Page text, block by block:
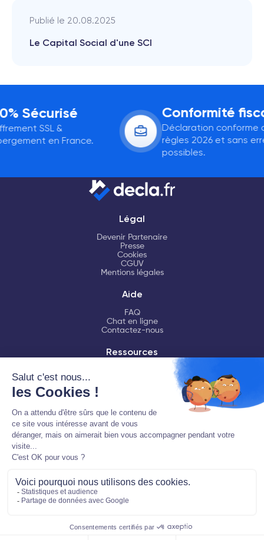
Publié le 20.08.2025
Le Capital Social d'une SCI
Sécurisé
SSL &
en France.
Conformité
Déclaration conforme
règles 2026 et sans
possibles.
Légal
Devenir Partenaire
Presse
Cookies
CGUV
Mentions légales
Aide
FAQ
Chat en ligne
Contactez-nous
Ressources
Logiciel comptable
Partenaire EDI habilité par la Direction Générale des Finances
En savoir plus